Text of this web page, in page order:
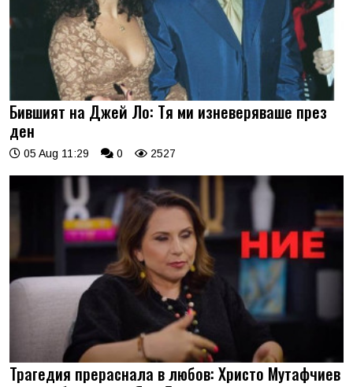
Бившият на Джей Ло: Тя ми изневеряваше през
ден
05 Aug 11:29 0 2527
Трагедия прераснала в любов: Христо Мутафчиев